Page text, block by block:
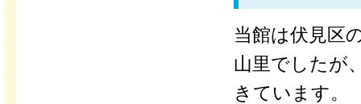
当館は伏見区
山里でしたが
きています。